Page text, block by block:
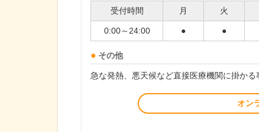
受付時間 月 火
0:00～24:00 ● ●
その他
急な発熱、悪天候など直接医療機関に掛か
オン